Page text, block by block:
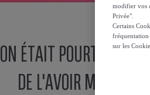
ON ÉTAIT POURTANT
DE L'AVOIR MISE ICI !
modifier vos
Privée".
Certains
fréquentation
sur les